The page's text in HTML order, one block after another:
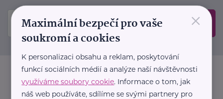
Odeslat
×
Maximální bezpečí pro vaše
soukromí a cookies
K personalizaci obsahu a reklam, poskytování
funkcí sociálních médií a analýze naší návštěvnosti
využíváme soubory cookie. Informace o tom, jak
náš web používáte, sdílíme se svými partnery pro